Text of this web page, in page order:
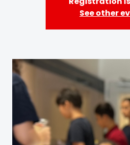
See other